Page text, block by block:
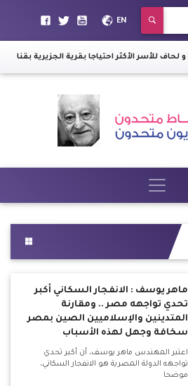
EN
| محافظ قنا
ماهر يوسف : الانفجار السكاني أكبر
تحدي تواجهه مصر .. ومقارنة
المتدينين والإسلاميين الصين بمصر
سخافة وجهل لهذه الأسباب
اعتبر المهندس ماهر يوسف، أن أكبر تحدي
تواجهه الدولة المصرية هو الانفجار السكاني،
موضحا